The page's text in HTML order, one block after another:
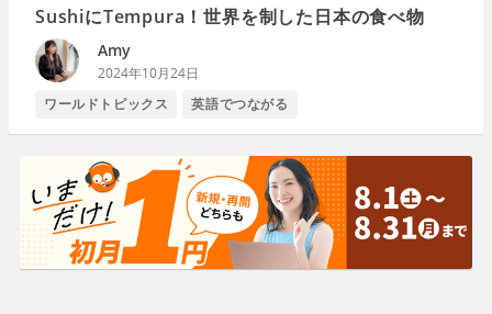
SushiにTempura！世界を制した日本の食べ物
Amy
2024年10月24日
ワールドトピックス
英語でつながる